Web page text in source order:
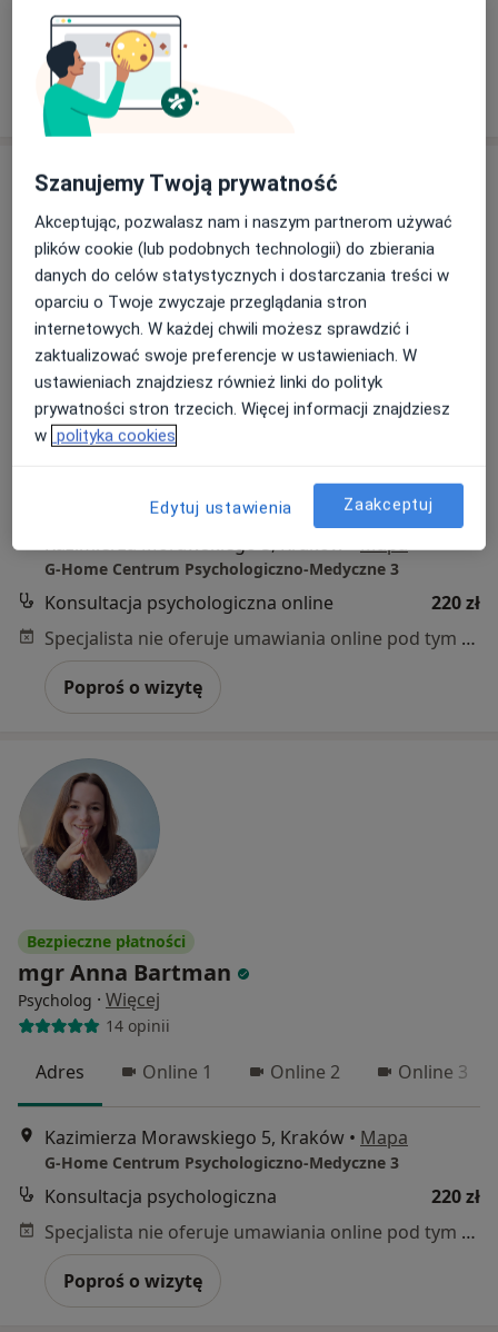
Poproś o wizytę
Bezpieczne płatności
mgr Wiktoria Grozmani
Psycholog, Psycholog dziecięcy, Psychoonkolog·Więcej
18 opinii
Online 2
Kazimierza Morawskiego 5, Kraków•Mapa
G-Home Centrum Psychologiczno-Medyczne 3
Konsultacja psychologiczna online
220 zł
Specjalista nie oferuje umawiania online pod tym adresem.
Poproś o wizytę
Bezpieczne płatności
mgr Anna Bartman
Psycholog · Więcej
14 opinii
Adres Online 1 Online 2 Online 3
Kazimierza Morawskiego 5, Kraków • Mapa
G-Home Centrum Psychologiczno-Medyczne 3
Konsultacja psychologiczna
220 zł
Specjalista nie oferuje umawiania online pod tym adresem.
Poproś o wizytę
Szanujemy Twoją prywatność
Akceptując, pozwalasz nam i naszym partnerom używać
plików cookie (lub podobnych technologii) do zbierania
danych do celów statystycznych i dostarczania treści w
oparciu o Twoje zwyczaje przeglądania stron
internetowych. W każdej chwili możesz sprawdzić i
zaktualizować swoje preferencje w ustawieniach. W
ustawieniach znajdziesz również linki do polityk
prywatności stron trzecich. Więcej informacji znajdziesz
w polityka cookies
Edytuj ustawienia Zaakceptuj